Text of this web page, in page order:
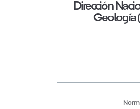
Dirección
Geología